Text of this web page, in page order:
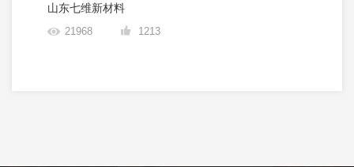
山东七维新材料
21968 1213